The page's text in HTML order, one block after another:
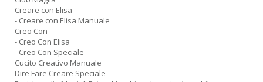
Creare con Elisa
- Creare con Elisa Manuale
Creo Con
- Creo Con Elisa
- Creo Con Speciale
Cucito Creativo Manuale
Dire Fare Creare Speciale